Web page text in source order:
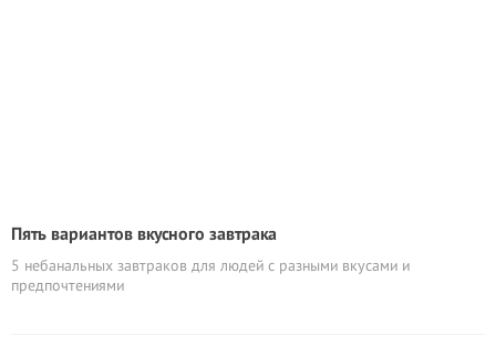
Пять вариантов вкусного завтрака
5 небанальных завтраков для людей с разными вкусами и
предпочтениями